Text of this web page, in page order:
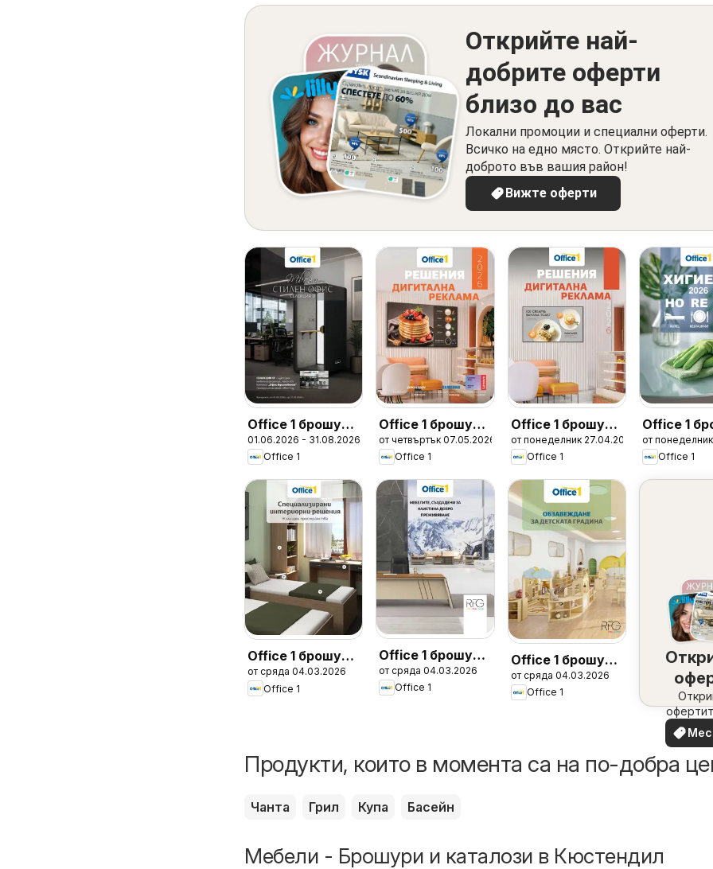
Открийте най-
добрите оферти
близо до вас
Локални промоции и специални оферти.
Всичко на едно място. Открийте най-
доброто във вашия район!
Вижте оферти
Office 1 брошура
- Твоят стилен
Офис
01.06.2026 - 31.08.2026
Office 1
Office 1 брошура
- Дигитална
рекалма
от четвъртък 07.05.2026
Office 1
Office 1 брошура
- Дигитална
рекалма
от понеделник 27.04.2026
Office 1
Office 1
- Хотели
2026
от понеделник
Office 1
Office 1 брошура
- Студентски
общежития
от сряда 04.03.2026
Office 1
Office 1 брошура
- RFG Мебели
от сряда 04.03.2026
Office 1
Office 1 брошура
- Детски
градини
от сряда 04.03.2026
Office 1
вашия
Продукти, които в момента са на по-добра
Чанта Грил Купа Басейн
Мебели - Брошури и каталози в Кюстендил